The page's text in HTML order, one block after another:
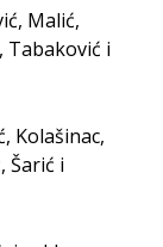
Malić,
Tabaković i
Kolašinac,
Šarić i